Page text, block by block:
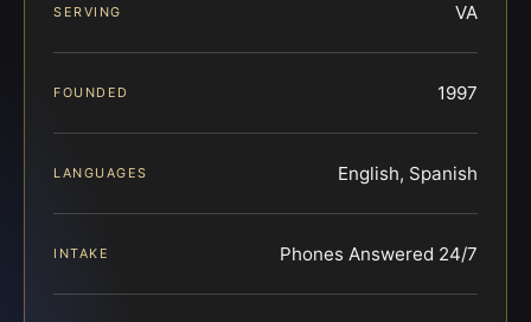
SERVING VA
FOUNDED 1997
LANGUAGES English, Spanish
INTAKE Phones Answered 24/7